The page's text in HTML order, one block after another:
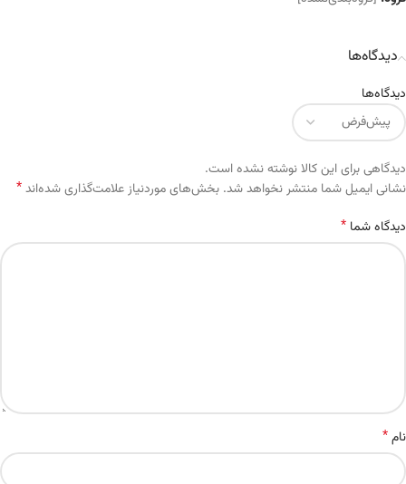
دیدگاه‌ها
دیدگاه‌ها
دیدگاهی برای این کالا نوشته نشده است.
نشانی ایمیل شما منتشر نخواهد شد. بخش‌های موردنیاز علامت‌گذاری شده‌اند*
دیدگاه شما *
نام*
Alternative: